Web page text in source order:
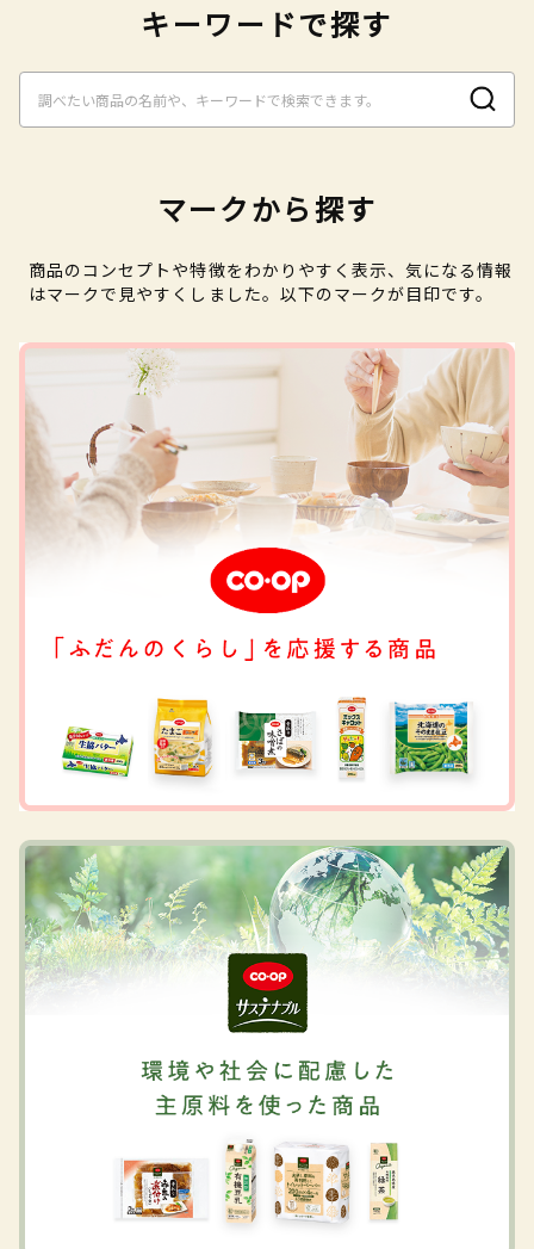
キーワードで探す
マークから探す
商品のコンセプトや特徴をわかりやすく表示、気になる情報
はマークで見やすくしました。以下のマークが目印です。